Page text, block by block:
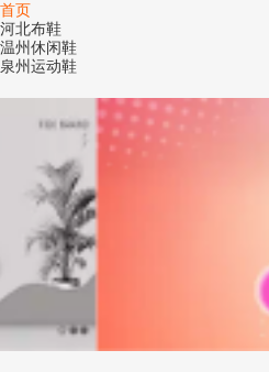
首页
河北布鞋
温州休闲鞋
泉州运动鞋